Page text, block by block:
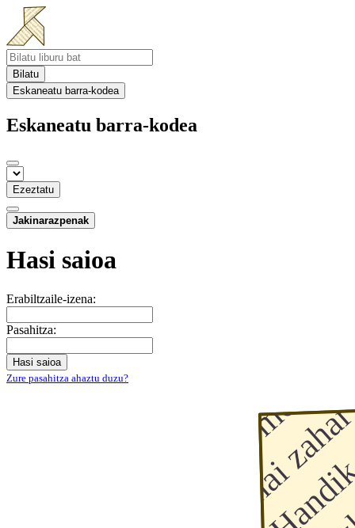
Bilatu
Eskaneatu barra-kodea
Eskaneatu barra-kodea
Ezeztatu
Jakinarazpenak
Hasi saioa
Erabiltzaile-izena:
Pasahitza:
Hasi saioa
Zure pasahitza ahaztu duzu?